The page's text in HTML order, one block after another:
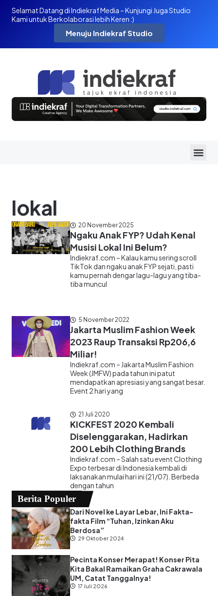
Selamat Datang di Indiekraf Media – Kunjungi Juga Studio
Kami untuk Berkolaborasi lebih Keren :)
Menuju Indiekraf Studio
lokal
20 November 2025
Ngaku Anak FYP? Udah Kenal
Musisi Lokal Ini Belum?
Indiekraf.com – Kalau kamu sering scroll
TikTok dan ngaku anak FYP sejati, pasti
kamu pernah dengar lagu-lagu yang tiba-
tiba muncul
5 November 2022
Jakarta Muslim Fashion Week
2023 Raup Transaksi Rp206,6
Miliar!
Indiekraf.com – Jakarta Muslim Fashion
Week (JMFW) pada tahun ini patut
mendapatkan apresiasi yang sangat besar.
Event 2 hari yang
21 Juli 2020
KICKFEST 2020 Kembali
Diselenggarakan, Hadirkan
200 Lebih Clothing Brands
Indiekraf.com – Salah satu event Clothing
Expo terbesar di Indonesia kembali di
laksanakan mulai hari ini (21/07). Berbeda
dengan tahun
Berita Populer
Dari Novel ke Layar Lebar, Ini Fakta-
fakta Film “Tuhan, Izinkan Aku
Berdosa”
29 Oktober 2024
Pecinta Konser Merapat! Konser Pita
Kita Bakal Ramaikan Graha Cakrawala
UM, Catat Tanggalnya!
17 Juli 2026